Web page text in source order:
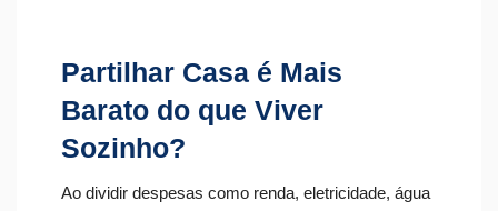
Partilhar Casa é Mais
Barato do que Viver
Sozinho?
Ao dividir despesas como renda, eletricidade, água